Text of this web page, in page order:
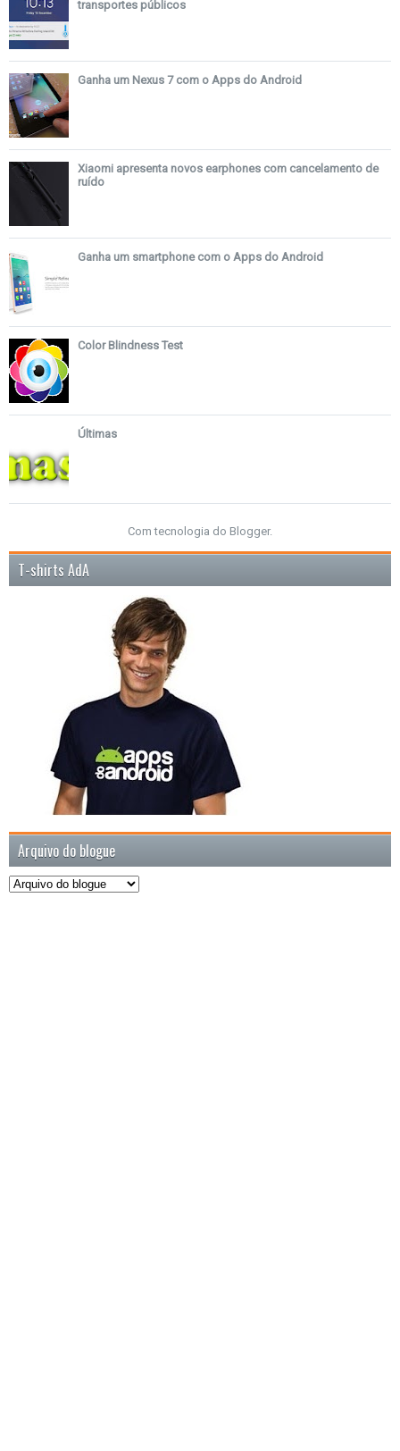
transportes públicos
Ganha um Nexus 7 com o Apps do Android
Xiaomi apresenta novos earphones com cancelamento de
ruído
Ganha um smartphone com o Apps do Android
Color Blindness Test
Últimas
Com tecnologia do Blogger.
T-shirts AdA
Arquivo do blogue